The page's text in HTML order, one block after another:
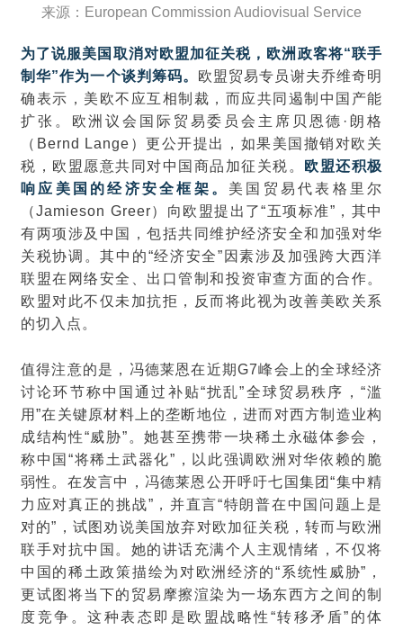
来源：European Commission Audiovisual Service
为了说服美国取消对欧盟加征关税，欧洲政客将“联手
制华”作为一个谈判筹码。 欧盟贸易专员谢夫乔维奇明
确表示，美欧不应互相制裁，而应共同遏制中国产能
扩张。欧洲议会国际贸易委员会主席贝恩德·朗格
（Bernd Lange）更公开提出，如果美国撤销对欧关
税，欧盟愿意共同对中国商品加征关税。
欧盟还积极
响应美国的经济安全框架。 美国贸易代表格里尔
（Jamieson Greer）向欧盟提出了“五项标准”，其中
有两项涉及中国，包括共同维护经济安全和加强对华
关税协调。其中的“经济安全”因素涉及加强跨大西洋
联盟在网络安全、出口管制和投资审查方面的合作。
欧盟对此不仅未加抗拒，反而将此视为改善美欧关系
的切入点。
值得注意的是，冯德莱恩在近期G7峰会上的全球经济
讨论环节称中国通过补贴“扰乱”全球贸易秩序，“滥
用”在关键原材料上的垄断地位，进而对西方制造业构
成结构性“威胁”。她甚至携带一块稀土永磁体参会，
称中国“将稀土武器化”，以此强调欧洲对华依赖的脆
弱性。在发言中，冯德莱恩公开呼吁七国集团“集中精
力应对真正的挑战”，并直言“特朗普在中国问题上是
对的”，试图劝说美国放弃对欧加征关税，转而与欧洲
联手对抗中国。她的讲话充满个人主观情绪，不仅将
中国的稀土政策描绘为对欧洲经济的“系统性威胁”，
更试图将当下的贸易摩擦渲染为一场东西方之间的制
度竞争。这种表态即是欧盟战略性“转移矛盾”的体